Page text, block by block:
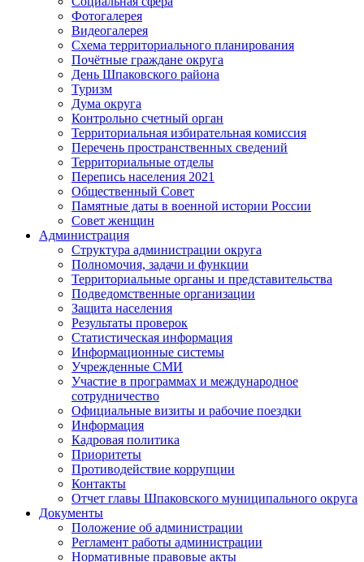
Фотогалерея
Видеогалерея
Схема территориального планирования
Почётные граждане округа
День Шпаковского района
Туризм
Дума округа
Контрольно счетный орган
Территориальная избирательная комиссия
Перечень пространственных сведений
Территориальные отделы
Перепись населения 2021
Общественный Совет
Памятные даты в военной истории России
Совет женщин
Администрация
Структура администрации округа
Полномочия, задачи и функции
Территориальные органы и представительства
Подведомственные организации
Защита населения
Результаты проверок
Статистическая информация
Информационные системы
Учрежденные СМИ
Участие в программах и международное
сотрудничество
Официальные визиты и рабочие поездки
Информация
Кадровая политика
Приоритеты
Противодействие коррупции
Контакты
Отчет главы Шпаковского муниципального округа
Документы
Положение об администрации
Регламент работы администрации
Нормативные правовые акты